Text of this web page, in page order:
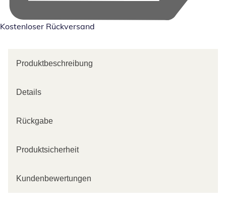
Kostenloser Rückversand
Produktbeschreibung
Details
Rückgabe
Produktsicherheit
Kundenbewertungen